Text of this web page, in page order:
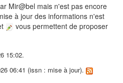
Mir@bel mais n'est pas encore
à jour des informations n'est
vous permettent de proposer
15:02.
06:41 (issn : mise à jour).